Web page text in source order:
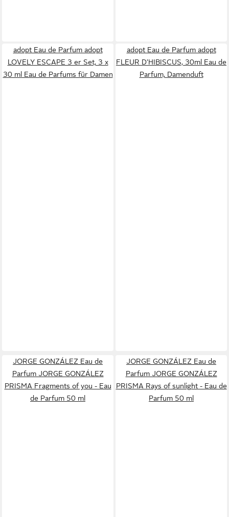
adopt Eau de Parfum adopt
LOVELY ESCAPE 3 er Set, 3 x
30 ml Eau de Parfums für Damen
adopt Eau de Parfum adopt
FLEUR D'HIBISCUS, 30ml Eau de
Parfum, Damenduft
JORGE GONZÁLEZ Eau de
Parfum JORGE GONZÁLEZ
PRISMA Fragments of you - Eau
de Parfum 50 ml
JORGE GONZÁLEZ Eau de
Parfum JORGE GONZÁLEZ
PRISMA Rays of sunlight - Eau de
Parfum 50 ml